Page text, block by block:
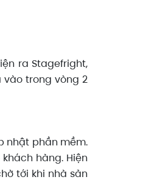
ra Stagefright,
vào trong vòng 2
nhật phần mềm.
hàng. Hiện
tới khi nhà sản